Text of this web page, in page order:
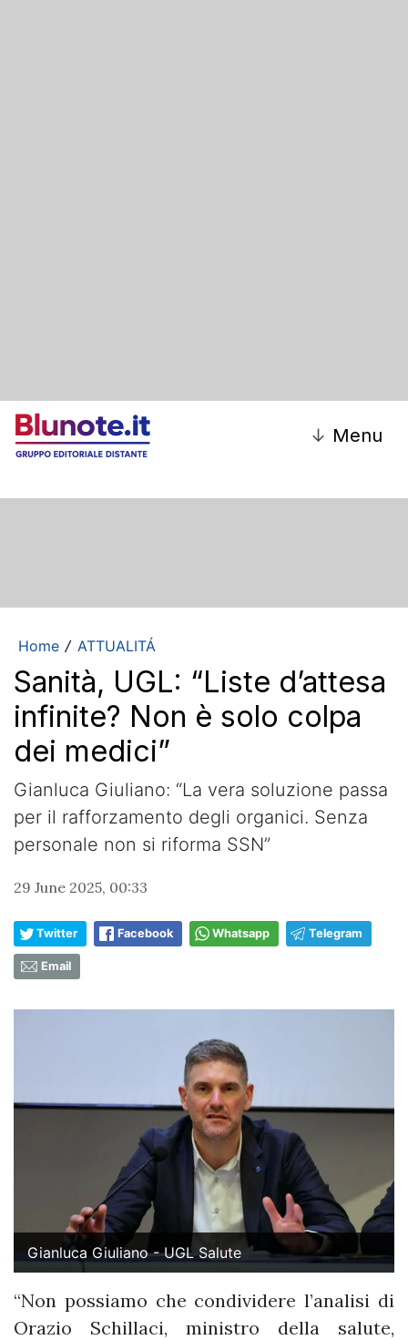
↓ Menu
Home / ATTUALITÁ
Sanità, UGL: “Liste d’attesa
infinite? Non è solo colpa
dei medici”
Gianluca Giuliano: “La vera soluzione passa
per il rafforzamento degli organici. Senza
personale non si riforma SSN”
29 June 2025, 00:33
Twitter Facebook Whatsapp Telegram
Email
Gianluca Giuliano - UGL Salute
“Non possiamo che condividere l’analisi di
Orazio Schillaci, ministro della salute,